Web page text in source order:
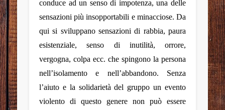
conduce ad un senso di impotenza, una delle
sensazioni più insopportabili e minacciose. Da
qui si sviluppano sensazioni di rabbia, paura
esistenziale, senso di inutilità, orrore,
vergogna, colpa ecc. che spingono la persona
nell’isolamento e nell’abbandono. Senza
l’aiuto e la solidarietà del gruppo un evento
violento di questo genere non può essere